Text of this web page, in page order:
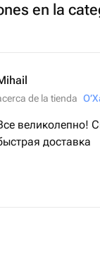
en la
de la tienda
великолепно!
доставка